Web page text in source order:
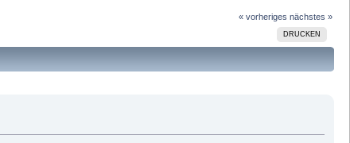
« vorheriges nächstes »
DRUCKEN